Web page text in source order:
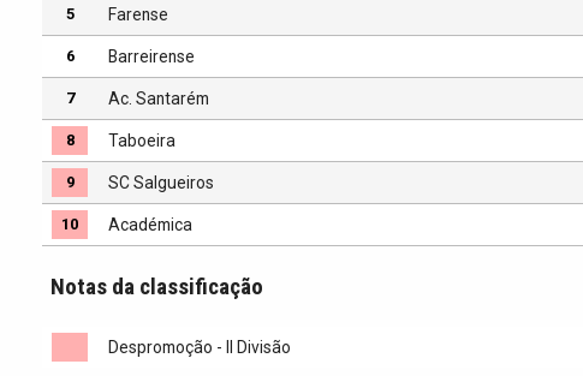
5 Farense
6 Barreirense
7 Ac. Santarém
8 Taboeira
9 SC Salgueiros
10 Académica
Notas da classificação
Despromoção - II Divisão